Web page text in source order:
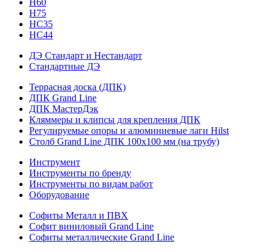
H60
H75
HС35
НС44
ДЭ Стандарт и Нестандарт
Стандартные ДЭ
Террасная доска (ДПК)
ДПК Grand Line
ДПК МастерДэк
Кляммеры и клипсы для крепления ДПК
Регулируемые опоры и алюминиевые лаги Hilst
Столб Grand Line ДПК 100х100 мм (на трубу)
Инструмент
Инструменты по бренду
Инструменты по видам работ
Оборудование
Софиты Металл и ПВХ
Софит виниловый Grand Line
Софиты металлические Grand Line